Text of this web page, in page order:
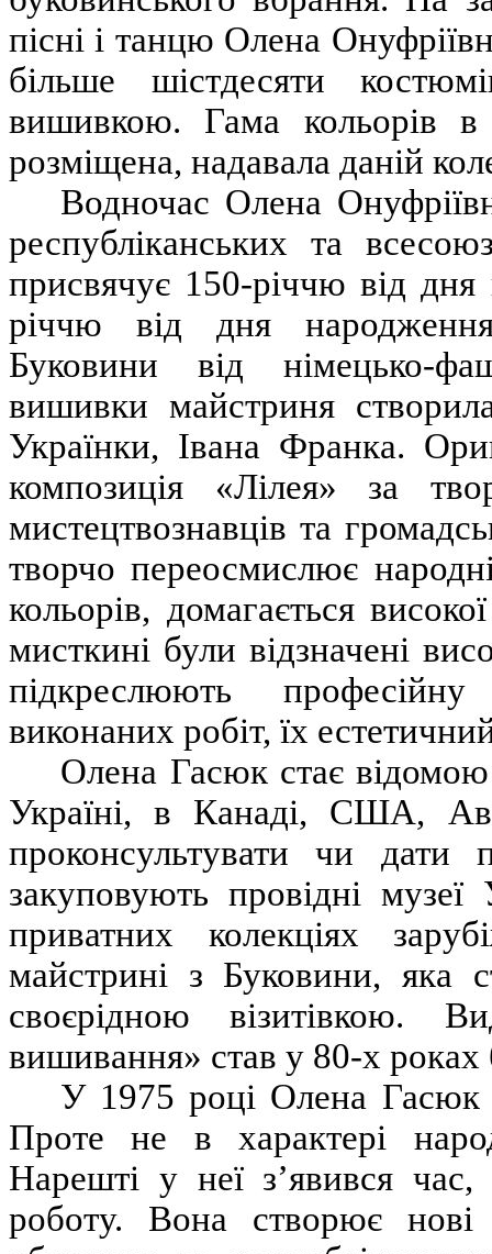
пісні і танцю Олена
більше шістдесяти
вишивкою. Гама кольорів в
розміщена, надавала даній
Водночас Олена
республіканських та
присвячує 150-річчю від
річчю від дня
Буковини від німецько-
вишивки майстриня
Українки, Івана Франка.
композиція «Лілея» за
мистецтвознавців та
творчо переосмислює
кольорів, домагається
мисткині були відзначені
підкреслюють
виконаних робіт, їх
Олена Гасюк стає
Україні, в Канаді, США,
проконсультувати чи дати
закуповують провідні
приватних колекціях
майстрині з Буковини, яка
своєрідною візитівкою.
вишивання» став у 80-х роках
У 1975 році Олена Гасюк
Проте не в характері
Нарешті у неї з’явився
роботу. Вона створює